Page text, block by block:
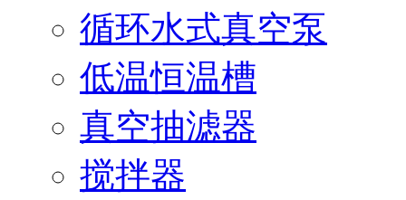
循环水式真空泵
低温恒温槽
真空抽滤器
搅拌器